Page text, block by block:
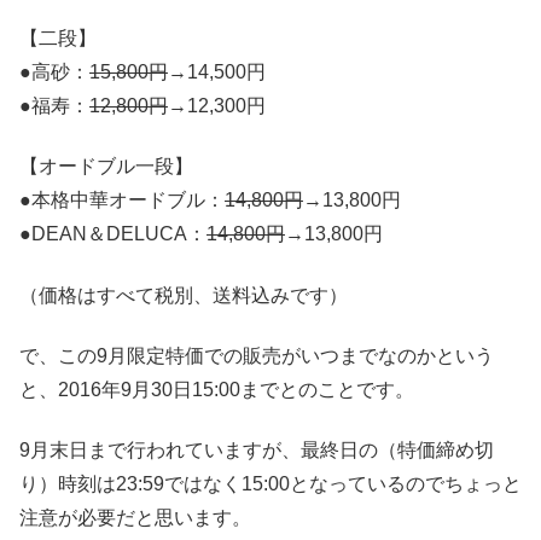
【二段】
●高砂： 15,800円→14,500円
●福寿： 12,800円→12,300円
【オードブル一段】
●本格中華オードブル： 14,800円→13,800円
●DEAN＆DELUCA： 14,800円→13,800円
（価格はすべて税別、送料込みです）
で、この9月限定特価での販売がいつまでなのかという
と、2016年9月30日15:00までとのことです。
9月末日まで行われていますが、最終日の（特価締め切
り）時刻は23:59ではなく15:00となっているのでちょっと
注意が必要だと思います。